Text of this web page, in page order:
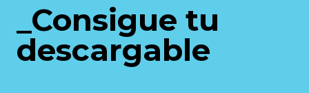
_Consigue tu
descargable